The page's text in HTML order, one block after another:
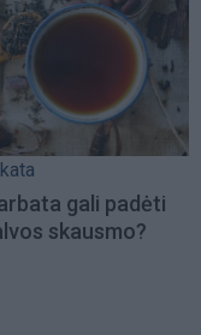
gali padėti
skausmo?